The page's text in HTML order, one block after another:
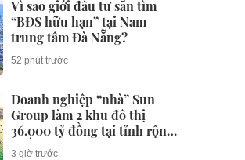
Vì sao giới đầu tư săn tìm
“BĐS hữu hạn” tại Nam
trung tâm Đà Nẵng?
52 phút trước
Doanh nghiệp “nhà” Sun
Group làm 2 khu đô thị
36.000 tỷ đồng tại tỉnh rộng
nhất Việt Nam
3 giờ trước